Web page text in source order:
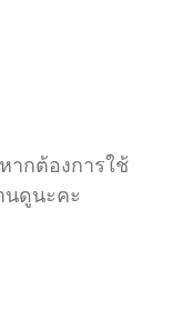
ากต้องการใช้
นดูนะคะ